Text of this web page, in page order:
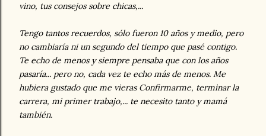
vino, tus consejos sobre chicas,...
Tengo tantos recuerdos, sólo fueron 10 años y medio, pero
no cambiaría ni un segundo del tiempo que pasé contigo.
Te echo de menos y siempre pensaba que con los años
pasaría... pero no, cada vez te echo más de menos. Me
hubiera gustado que me vieras Confirmarme, terminar la
carrera, mi primer trabajo,... te necesito tanto y mamá
también.